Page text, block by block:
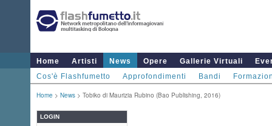
Home Artisti News Opere Gallerie Virtuali
Cos'è Flashfumetto
Approfondimenti Bandi
Home > News > Tobiko di Maurizia Rubino (Bao Publishing, 2016)
LOGIN